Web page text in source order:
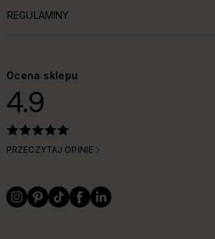
ROZWIŃ SEKCJĘ:
REGULAMINY
Ocena sklepu
4.9
PRZECZYTAJ OPINIE